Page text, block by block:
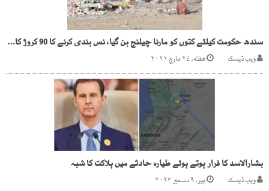
سندھ حکومت کیلئے کتوں کو مارنا چیلنج بن گیا، نس بندی کرنے کا 90 کروڑ کا منصوبہ ناکام
ویب ڈیسک هفته, ۲۷ مارچ ۲۰۲۱
بشارالاسد کا فرار ہوتے ہوئے طیارہ حادثے میں ہلاکت کا شبہ
ویب ڈیسک پیر, ۹ دسمبر ۲۰۲۴